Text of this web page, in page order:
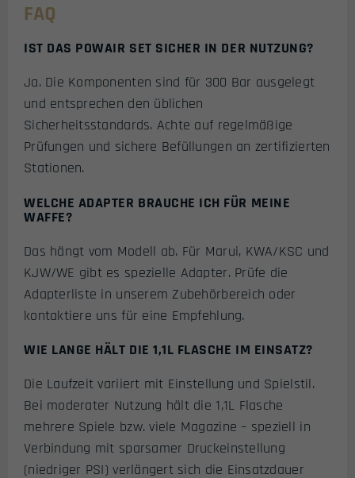
FAQ
IST DAS POWAIR SET SICHER IN DER NUTZUNG?
Ja. Die Komponenten sind für 300 Bar ausgelegt
und entsprechen den üblichen
Sicherheitsstandards. Achte auf regelmäßige
Prüfungen und sichere Befüllungen an zertifizierten
Stationen.
WELCHE ADAPTER BRAUCHE ICH FÜR MEINE
WAFFE?
Das hängt vom Modell ab. Für Marui, KWA/KSC und
KJW/WE gibt es spezielle Adapter. Prüfe die
Adapterliste in unserem Zubehörbereich oder
kontaktiere uns für eine Empfehlung.
WIE LANGE HÄLT DIE 1,1L FLASCHE IM EINSATZ?
Die Laufzeit variiert mit Einstellung und Spielstil.
Bei moderater Nutzung hält die 1,1L Flasche
mehrere Spiele bzw. viele Magazine – speziell in
Verbindung mit sparsamer Druckeinstellung
(niedriger PSI) verlängert sich die Einsatzdauer